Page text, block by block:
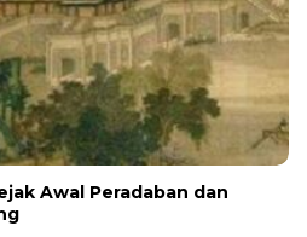
Awal Peradaban dan